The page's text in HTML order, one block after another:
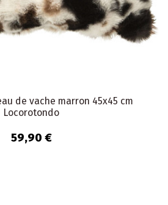
de vache marron 45x45 cm
Locorotondo
59,90 €